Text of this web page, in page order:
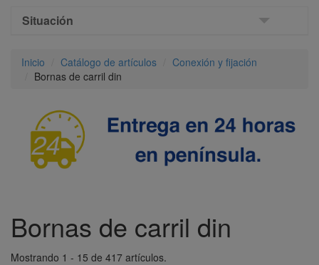
Situación
Inicio Catálogo de artículos
Conexión y fijación
Bornas de carril din
Bornas de carril din
Mostrando 1 - 15 de 417 artículos.